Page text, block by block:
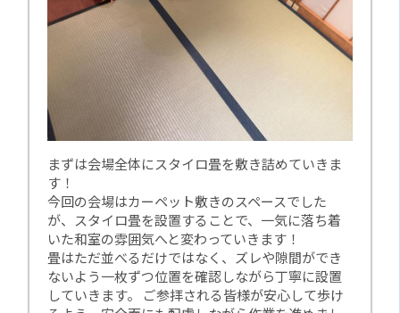
まずは会場全体にスタイロ畳を敷き詰めていきま
す！
今回の会場はカーペット敷きのスペースでした
が、スタイロ畳を設置することで、一気に落ち着
いた和室の雰囲気へと変わっていきます！
畳はただ並べるだけではなく、ズレや隙間ができ
ないよう一枚ずつ位置を確認しながら丁寧に設置
していきます。 ご参拝される皆様が安心して歩け